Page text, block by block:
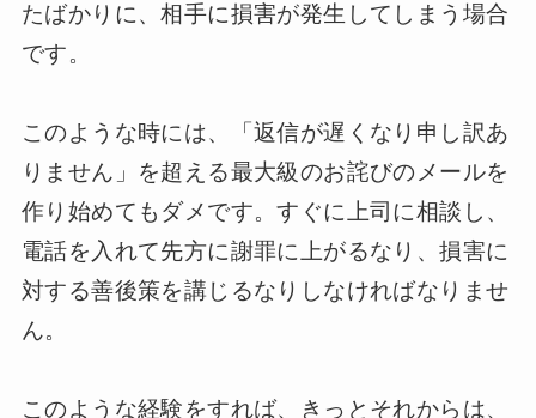
たばかりに、相手に損害が発生してしまう場合
です。
このような時には、「返信が遅くなり申し訳あ
りません」を超える最大級のお詫びのメールを
作り始めてもダメです。すぐに上司に相談し、
電話を入れて先方に謝罪に上がるなり、損害に
対する善後策を講じるなりしなければなりませ
ん。
このような経験をすれば、きっとそれからは、